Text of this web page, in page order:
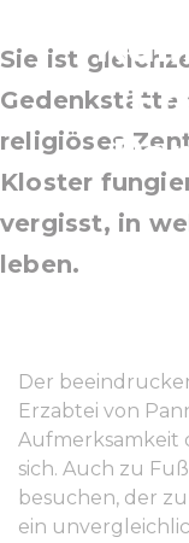
Sie ist
Gedenkstätte
religiöses
Kloster
vergisst, in
leben.
Der
Erzabtei von
Aufmerksamkeit
sich. Auch zu
besuchen, der
ein